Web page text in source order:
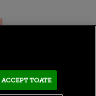
ACCEPT TOATE